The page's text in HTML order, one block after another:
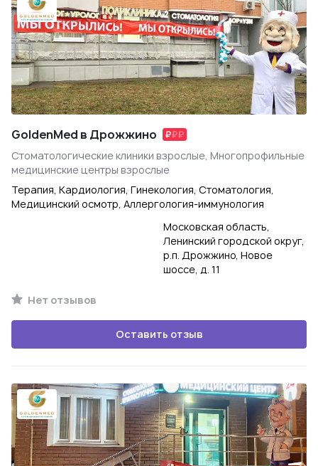
GoldenMed в Дрожжино
Стоматологические клиники взрослые, Многопрофильные
медицинские центры взрослые
Терапия, Кардиология, Гинекология, Стоматология,
Медицинский осмотр, Аллергология-иммунология
Московская область,
Ленинский городской округ,
р.п. Дрожжино, Новое
шоссе, д. 11
Нет отзывов
Оставить отзыв